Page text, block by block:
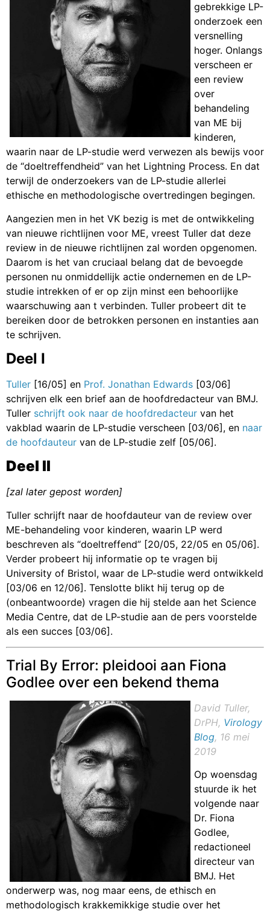
gebrekkige LP-
onderzoek een
versnelling
hoger. Onlangs
verscheen er
een review
over
behandeling
van ME bij
kinderen,
waarin naar de LP-studie werd verwezen als bewijs voor
de “doeltreffendheid” van het Lightning Process. En dat
terwijl de onderzoekers van de LP-studie allerlei
ethische en methodologische overtredingen begingen.
Aangezien men in het VK bezig is met de ontwikkeling
van nieuwe richtlijnen voor ME, vreest Tuller dat deze
review in de nieuwe richtlijnen zal worden opgenomen.
Daarom is het van cruciaal belang dat de bevoegde
personen nu onmiddellijk actie ondernemen en de LP-
studie intrekken of er op zijn minst een behoorlijke
waarschuwing aan t verbinden. Tuller probeert dit te
bereiken door de betrokken personen en instanties aan
te schrijven.
Deel I
Tuller [16/05] en Prof. Jonathan Edwards [03/06]
schrijven elk een brief aan de hoofdredacteur van BMJ.
Tuller schrijft ook naar de hoofdredacteur van het
vakblad waarin de LP-studie verscheen [03/06], en naar
de hoofdauteur van de LP-studie zelf [05/06].
Deel II
[zal later gepost worden]
Tuller schrijft naar de hoofdauteur van de review over
ME-behandeling voor kinderen, waarin LP werd
beschreven als “doeltreffend” [20/05, 22/05 en 05/06].
Verder probeert hij informatie op te vragen bij
University of Bristol, waar de LP-studie werd ontwikkeld
[03/06 en 12/06]. Tenslotte blikt hij terug op de
(onbeantwoorde) vragen die hij stelde aan het Science
Media Centre, dat de LP-studie aan de pers voorstelde
als een succes [03/06].
Trial By Error: pleidooi aan Fiona
Godlee over een bekend thema
David Tuller,
DrPH, Virology
Blog, 16 mei
2019
Op woensdag
stuurde ik het
volgende naar
Dr. Fiona
Godlee,
redactioneel
directeur van
BMJ. Het
onderwerp was, nog maar eens, de ethisch en
methodologisch krakkemikkige studie over het